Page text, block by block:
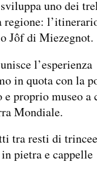
uno dei
regione:
Jôf di Miezegnot.
l’esperienza
in quota con la
e proprio museo a
Mondiale.
tra resti di
pietra e cappelle